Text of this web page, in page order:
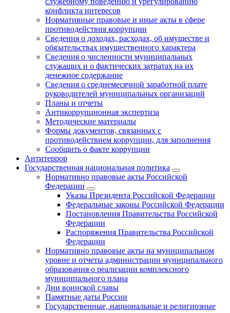
конфликта интересов
Нормативные правовые и иные акты в сфере
противодействия коррупции
Сведения о доходах, расходах, об имуществе и
обязательствах имущественного характера
Сведения о численности муниципальных
служащих и о фактических затратах на их
денежное содержание
Сведения о среднемесячной заработной плате
руководителей муниципальных организаций
Планы и отчеты
Антикоррупционная экспертиза
Методические материалы
Формы документов, связанных с
противодействием коррупции, для заполнения
Сообщить о факте коррупции
Антитеррор
Государственная национальная политика
Нормативно правовые акты Российской
Федерации
Указы Президента Российской Федерации
Федеральные законы Российской Федерации
Постановления Правительства Российской
Федерации
Распоряжения Правительства Российской
Федерации
Нормативно правовые акты на муниципальном
уровне и отчеты администрации муниципального
образования о реализации комплексного
муниципального плана
Дни воинской славы
Памятные даты России
Государственные, национальные и религиозные